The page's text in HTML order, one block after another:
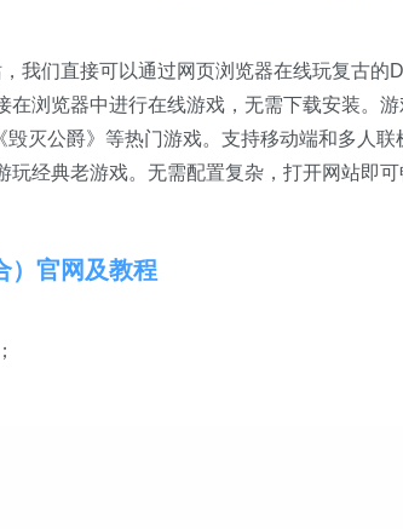
我们直接可以通过网页浏览器在线玩复古的
浏览器中进行在线游戏，无需下载安装。
灭公爵》等热门游戏。支持移动端和多人
经典老游戏。无需配置复杂，打开网站即可
）官网及教程